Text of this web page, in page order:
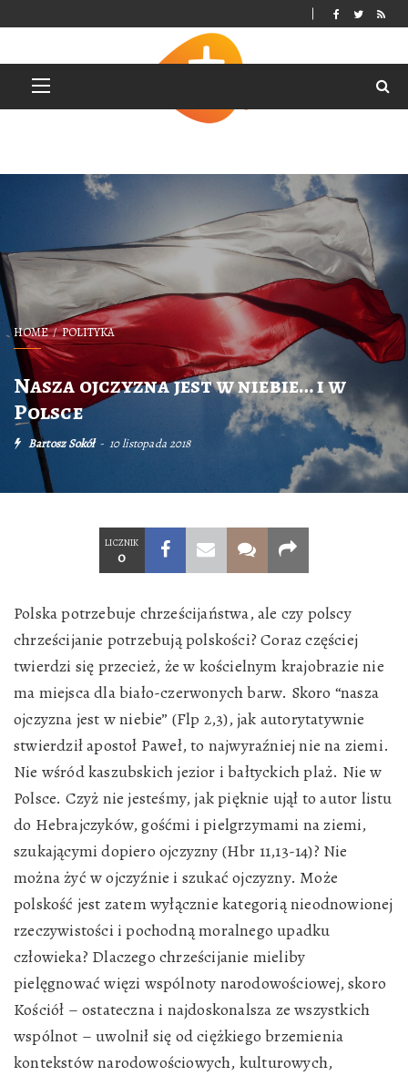
HOME POLITYKA
Nasza ojczyzna jest w niebie… i w
Polsce
Bartosz Sokół 10 listopada 2018
LICZNIK
0
Polska potrzebuje chrześcijaństwa, ale czy polscy
chrześcijanie potrzebują polskości? Coraz częściej
twierdzi się przecież, że w kościelnym krajobrazie nie
ma miejsca dla biało-czerwonych barw. Skoro “nasza
ojczyzna jest w niebie” (Flp 2,3), jak autorytatywnie
stwierdził apostoł Paweł, to najwyraźniej nie na ziemi.
Nie wśród kaszubskich jezior i bałtyckich plaż. Nie w
Polsce. Czyż nie jesteśmy, jak pięknie ujął to autor listu
do Hebrajczyków, gośćmi i pielgrzymami na ziemi,
szukającymi dopiero ojczyzny (Hbr 11,13-14)? Nie
można żyć w ojczyźnie i szukać ojczyzny. Może
polskość jest zatem wyłącznie kategorią nieodnowionej
rzeczywistości i pochodną moralnego upadku
człowieka? Dlaczego chrześcijanie mieliby
pielęgnować więzi wspólnoty narodowościowej, skoro
Kościół – ostateczna i najdoskonalsza ze wszystkich
wspólnot – uwolnił się od ciężkiego brzemienia
kontekstów narodowościowych, kulturowych,